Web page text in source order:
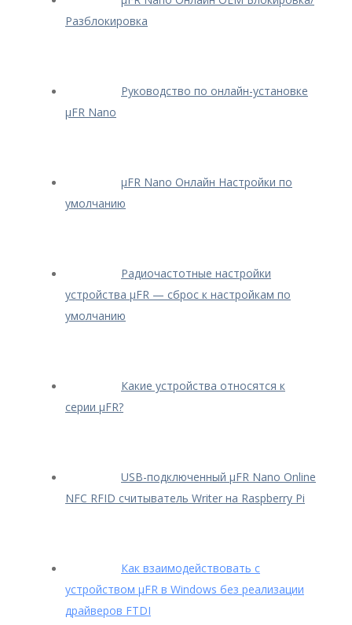
Разблокировка
Руководство по онлайн-установке
μFR Nano
μFR Nano Онлайн Настройки по
умолчанию
Радиочастотные настройки
устройства μFR — сброс к настройкам по
умолчанию
Какие устройства относятся к
серии μFR?
USB-подключенный μFR Nano Online
NFC RFID считыватель Writer на Raspberry Pi
Как взаимодействовать с
устройством μFR в Windows без реализации
драйверов FTDI